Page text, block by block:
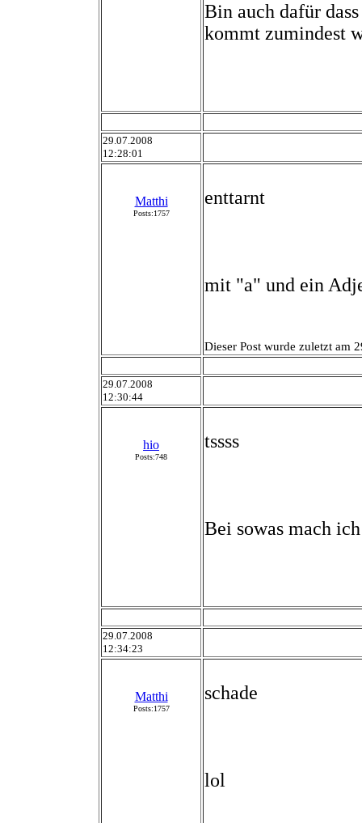
Bin auch dafür
kommt zumindest
29.07.2008
12:28:01
Matthi
Posts:1757
enttarnt
mit "a" und ein
Dieser Post wurde zuletzt am
29.07.2008
12:30:44
hio
Posts:748
tssss
Bei sowas mach
29.07.2008
12:34:23
Matthi
Posts:1757
schade
lol